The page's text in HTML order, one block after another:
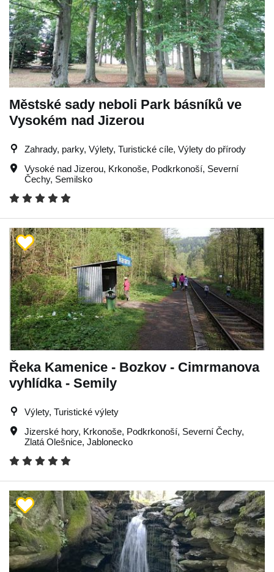
Městské sady neboli Park básníků ve
Vysokém nad Jizerou
Zahrady, parky, Výlety, Turistické cíle, Výlety do přírody
Vysoké nad Jizerou, Krkonoše, Podkrkonoší, Severní
Čechy, Semilsko
Řeka Kamenice - Bozkov - Cimrmanova
vyhlídka - Semily
Výlety, Turistické výlety
Jizerské hory, Krkonoše, Podkrkonoší, Severní Čechy,
Zlatá Olešnice, Jablonecko